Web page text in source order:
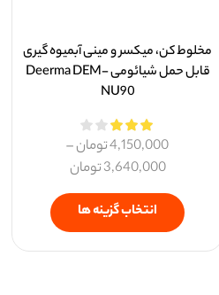
مخلوط کن، میکسر و مینی آبمیوه گیری
قابل حمل شیائومی Deerma DEM-
NU90
4,150,000تومان–
3,640,000تومان
انتخاب گزینه ها